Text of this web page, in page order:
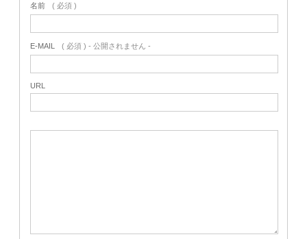
名前 ( 必須 )
E-MAIL ( 必須 ) - 公開されません -
URL